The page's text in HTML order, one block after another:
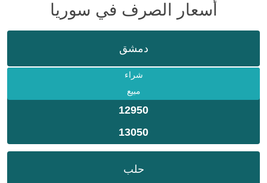
أسعار الصرف في سوريا
دمشق
شراء
مبيع
12950
13050
حلب